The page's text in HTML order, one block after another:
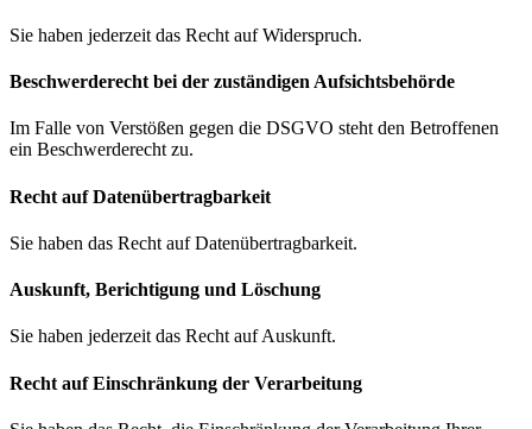
Sie haben jederzeit das Recht auf Widerspruch.
Beschwerde­recht bei der zuständigen Aufsichts­behörde
Im Falle von Verstößen gegen die DSGVO steht den Betroffenen
ein Beschwerderecht zu.
Recht auf Daten­übertrag­barkeit
Sie haben das Recht auf Datenübertragbarkeit.
Auskunft, Berichtigung und Löschung
Sie haben jederzeit das Recht auf Auskunft.
Recht auf Einschränkung der Verarbeitung